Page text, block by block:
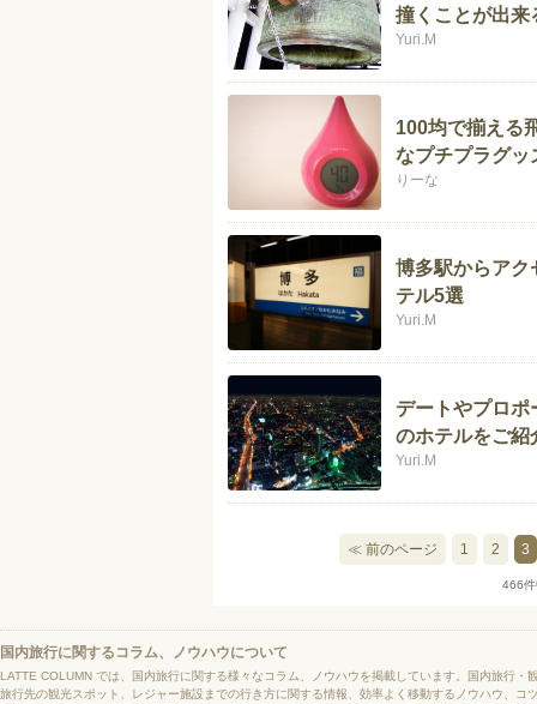
撞くことが出来
Yuri.M
100均で揃える
なプチプラグッ
りーな
博多駅からアク
テル5選
Yuri.M
デートやプロ
のホテルをご紹
Yuri.M
≪ 前のページ 1 2 3
466
国内旅行に関するコラム、ノウハウについて
LATTE COLUMN では、国内旅行に関する様々なコラム、ノウハウを掲載しています。国内旅行・
旅行先の観光スポット、レジャー施設までの行き方に関する情報、効率よく移動するノウハウ、コ